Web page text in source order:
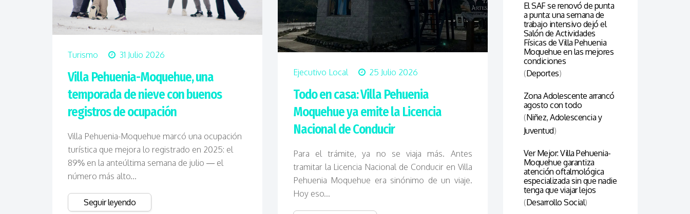
Turismo 31 Julio 2026
Villa Pehuenia-Moquehue, una
temporada de nieve con buenos
registros de ocupación
Villa Pehuenia-Moquehue marcó una ocupación
turística que mejora lo registrado en 2025: el
89% en la anteúltima semana de julio — el
número más alto...
Seguir leyendo
Ejecutivo Local 25 Julio 2026
Todo en casa: Villa Pehuenia
Moquehue ya emite la Licencia
Nacional de Conducir
Para el trámite, ya no se viaja más. Antes
tramitar la Licencia Nacional de Conducir en Villa
Pehuenia Moquehue era sinónimo de un viaje.
Hoy eso...
El SAF se renovó de punta
a punta: una semana de
trabajo intensivo dejó el
Salón de Actividades
Físicas de Villa Pehuenia
Moquehue en las mejores
condiciones
(Deportes)
Zona Adolescente arrancó
agosto con todo
(Niñez, Adolescencia y
Juventud)
Ver Mejor: Villa Pehuenia-
Moquehue garantiza
atención oftalmológica
especializada sin que nadie
tenga que viajar lejos
(Desarrollo Social)